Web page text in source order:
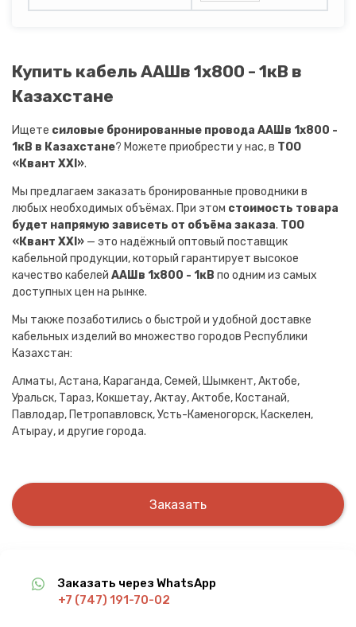
Купить кабель ААШв 1х800 - 1кВ в
Казахстане
Ищете силовые бронированные провода ААШв 1х800 -
1кВ в Казахстане? Можете приобрести у нас, в ТОО
«Квант XXI».
Мы предлагаем заказать бронированные проводники в
любых необходимых объёмах. При этом стоимость товара
будет напрямую зависеть от объёма заказа. ТОО
«Квант XXI» — это надёжный оптовый поставщик
кабельной продукции, который гарантирует высокое
качество кабелей ААШв 1х800 - 1кВ по одним из самых
доступных цен на рынке.
Мы также позаботились о быстрой и удобной доставке
кабельных изделий во множество городов Республики
Казахстан:
Алматы, Астана, Караганда, Семей, Шымкент, Актобе,
Уральск, Тараз, Кокшетау, Актау, Актобе, Костанай,
Павлодар, Петропавловск, Усть-Каменогорск, Каскелен,
Атырау, и другие города.
Заказать
Заказать через WhatsApp
+7 (747) 191-70-02